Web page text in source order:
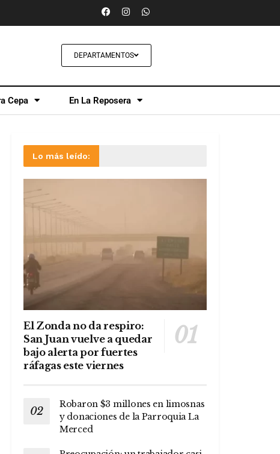
DEPARTAMENTOS
Cepa En La Reposera
Lo más leído:
El Zonda no da respiro:
San Juan vuelve a quedar
bajo alerta por fuertes
ráfagas este viernes
Robaron $3 millones en limosnas
y donaciones de la Parroquia La
Merced